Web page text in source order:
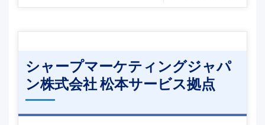
シャープマーケティングジャパ
ン株式会社 松本サービス拠点